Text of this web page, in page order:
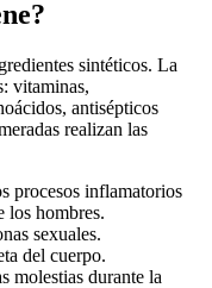
sintéticos. La
vitaminas,
antisépticos
realizan las
procesos inflamatorios
los hombres.
sexuales.
del cuerpo.
molestias durante la